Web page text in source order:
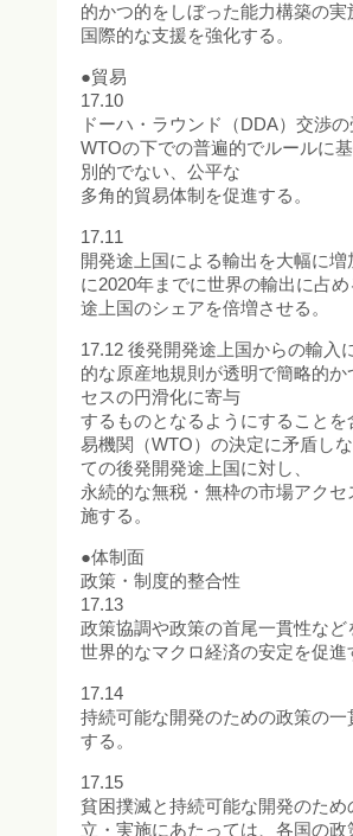
的かつ的をしぼった能力構築の実
国際的な支援を強化する。
●貿易
17.10
ドーハ・ラウンド（DDA）交渉
WTOの下での普遍的でルールに
別的でない、公平な
多角的貿易体制を促進する。
17.11
開発途上国による輸出を大幅に増
に2020年までに世界の輸出に占
途上国のシェアを倍増させる。
17.12 後発開発途上国からの輸入
的な原産地規則が透明で簡略的か
セスの円滑化に寄与
するものとなるようにすることを
易機関（WTO）の決定に矛盾し
ての後発開発途上国に対し、
永続的な無税・無枠の市場アクセ
施する。
●体制面
政策・制度的整合性
17.13
政策協調や政策の首尾一貫性など
世界的なマクロ経済の安定を促進
17.14
持続可能な開発のための政策の一
する。
17.15
貧困撲滅と持続可能な開発のため
立・実施にあたっては、各国の政